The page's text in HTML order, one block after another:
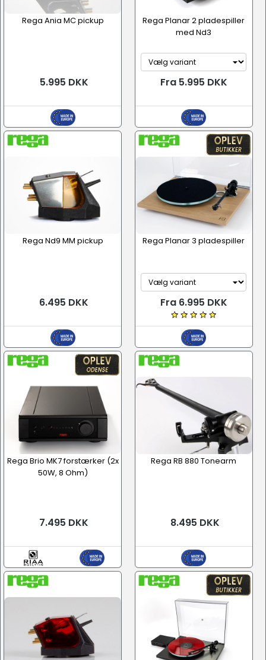
Rega Ania MC pickup
5.995 DKK
Rega Planar 2 pladespiller
med Nd3
Fra 5.995 DKK
Rega Nd9 MM pickup
6.495 DKK
Rega Planar 3 pladespiller
Fra 6.995 DKK
Rega Brio MK7 forstærker (2x
50W, 8 Ohm)
7.495 DKK
Rega RB 880 Tonearm
8.495 DKK